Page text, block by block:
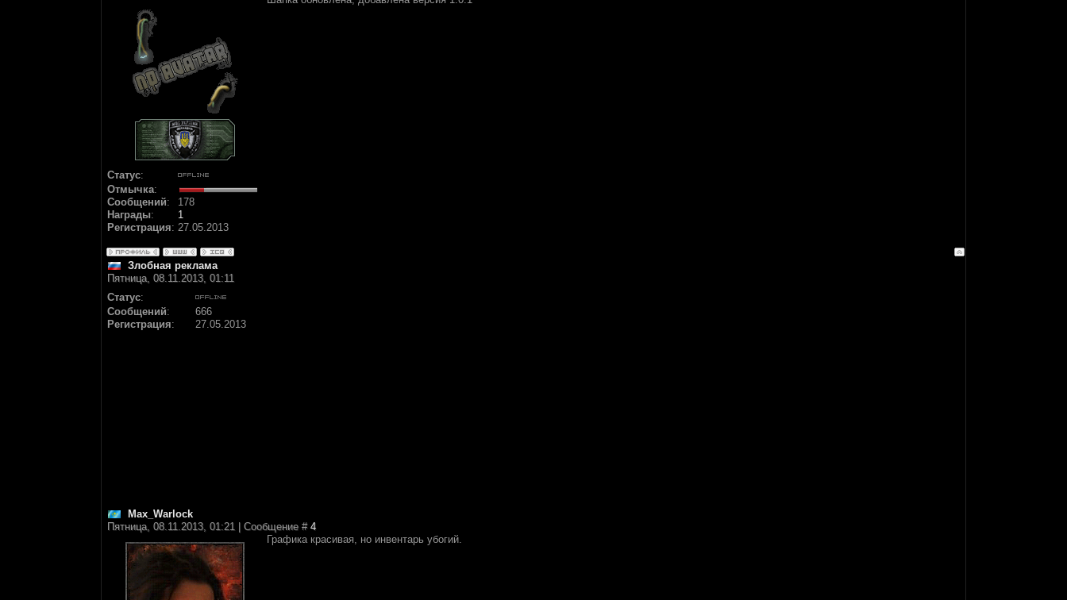
Статус:
Отмычка:
Сообщений:
178
Награды:
1
Регистрация: 27.05.2013
Злобная реклама
Пятница, 08.11.2013, 01:11
Статус:
Сообщений:
666
Регистрация: 27.05.2013
Max_Warlock
Пятница, 08.11.2013, 01:21 | Сообщение # 4
Графика красивая, но инвентарь убогий.